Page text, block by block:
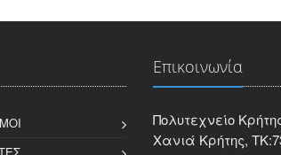
Επικοινωνία
Πολυτεχνείο
Χανιά Κρήτης,